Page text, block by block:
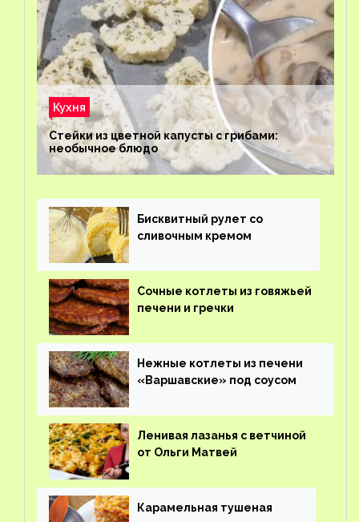
Кухня
Стейки из цветной капусты с грибами:
необычное блюдо
Бисквитный рулет со
сливочным кремом
Сочные котлеты из говяжьей
печени и гречки
Нежные котлеты из печени
«Варшавские» под соусом
Ленивая лазанья с ветчиной
от Ольги Матвей
Карамельная тушеная